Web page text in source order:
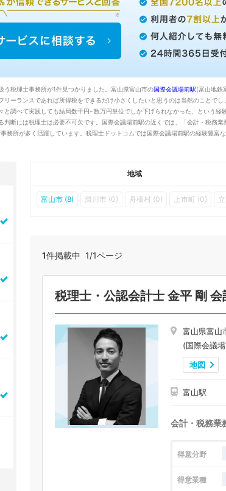
う税理士事務所が1件見つかりました。富山県富山市の国際会議場前駅(富山地鉄
リーランスであれば所得税をできるだけ小さくしたいと思うのは当然のことで
と調べて実践しても結局数千円~数万円単位でしか下げられなかった、という
断には税理士は必要不可欠です。国際会議場前駅の近くでは、「会計・税務
務所が多く活躍しています。税理士ドットコムでは国際会議場前駅の経験豊
地域
富山市 (8) 滑川市 (0) 舟橋村 (0) 上市町 (0)
1件掲載中 1/1ページ
税理士・公認会計士 金平 剛
富山県富山
(国際会議
地図
富山駅
会計・税務業
得意分野
得意業種